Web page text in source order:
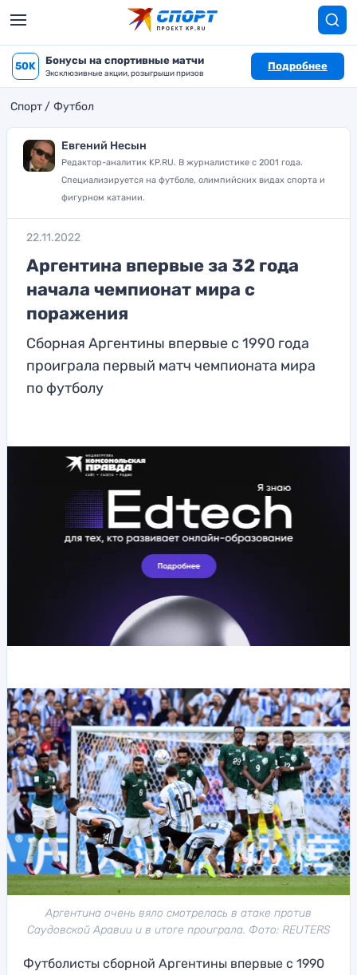
50K Бонусы на спортивные матчи
Эксклюзивные акции, розыгрыши призов
Подробнее
Спорт Футбол
Евгений Несын
Редактор-аналитик KP.RU. В журналистике с 2001 года.
Специализируется на футболе, олимпийских видах спорта и
фигурном катании.
22.11.2022
Аргентина впервые за 32 года
начала чемпионат мира с
поражения
Сборная Аргентины впервые с 1990 года
проиграла первый матч чемпионата мира
по футболу
Аргентина очень вяло смотрелась в атаке против
Саудовской Аравии и в итоге проиграла. Фото: REUTERS
Футболисты сборной Аргентины впервые с 1990